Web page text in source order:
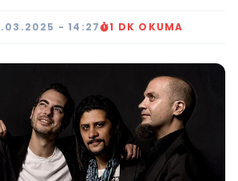
- 14:27 1 DK OKUMA